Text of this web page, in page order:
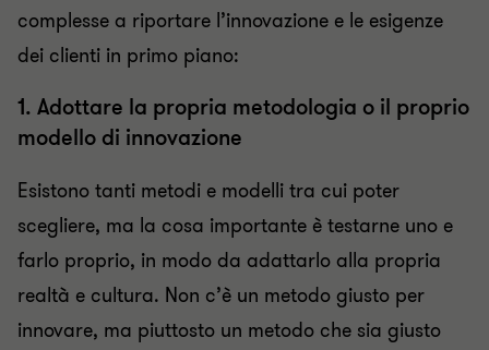
complesse a riportare l’innovazione e le esigenze
dei clienti in primo piano:
1. Adottare la propria metodologia o il proprio
modello di innovazione
Esistono tanti metodi e modelli tra cui poter
scegliere, ma la cosa importante è testarne uno e
farlo proprio, in modo da adattarlo alla propria
realtà e cultura. Non c’è un metodo giusto per
innovare, ma piuttosto un metodo che sia giusto